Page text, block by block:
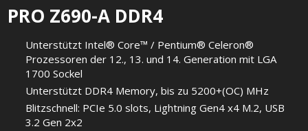
PRO Z690-A DDR4
Unterstützt Intel® Core™ / Pentium® Celeron®
Prozessoren der 12., 13. und 14. Generation mit LGA
1700 Sockel
Unterstützt DDR4 Memory, bis zu 5200+(OC) MHz
Blitzschnell: PCIe 5.0 slots, Lightning Gen4 x4 M.2, USB
3.2 Gen 2x2